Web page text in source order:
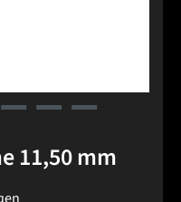
11,50 mm